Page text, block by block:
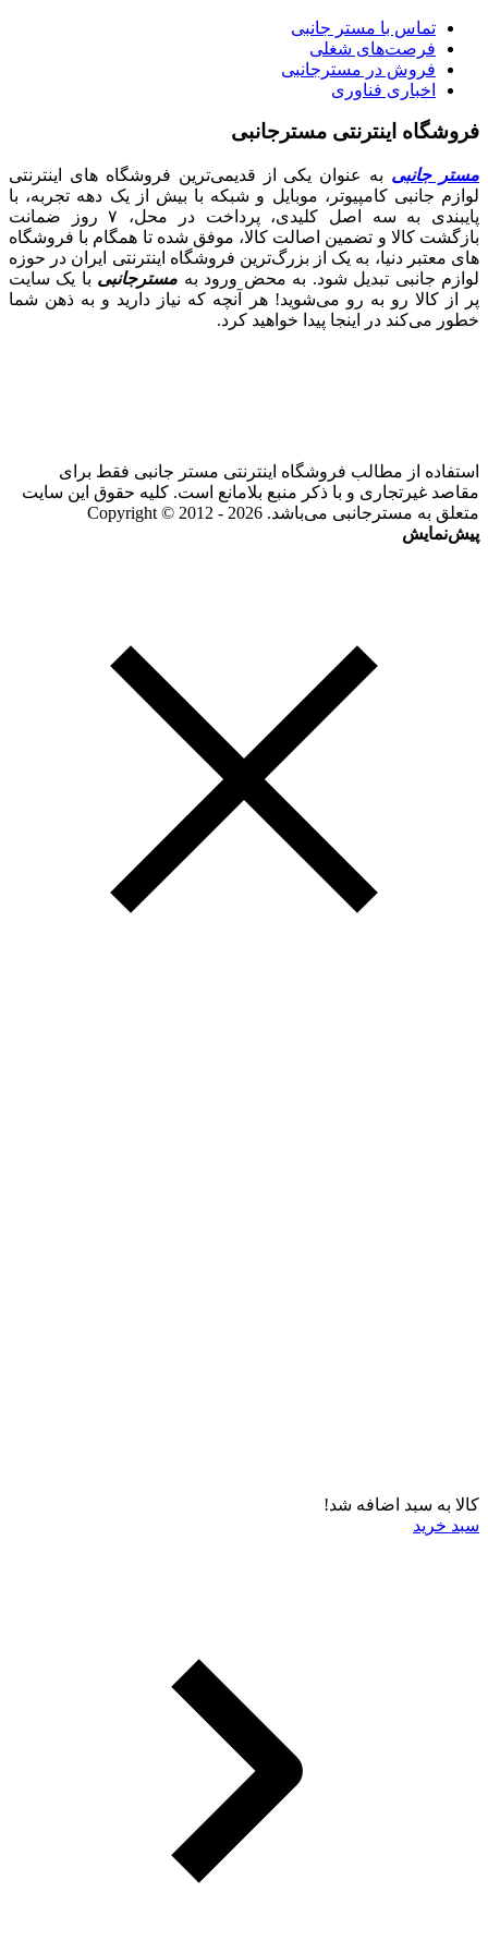
تماس با مستر جانبی
فرصت‌های شغلی
فروش در مسترجانبی
اخباری فناوری
فروشگاه اینترنتی مسترجانبی
مستر جانبی به عنوان یکی از قدیمی‌ترین فروشگاه های اینترنتی
لوازم جانبی کامپیوتر، موبایل و شبکه با بیش از یک دهه تجربه، با
پایبندی به سه اصل کلیدی، پرداخت در محل، ۷ روز ضمانت
بازگشت کالا و تضمین اصالت کالا، موفق شده تا همگام با فروشگاه‌
های معتبر دنیا، به یک از بزرگ‌ترین فروشگاه اینترنتی ایران در حوزه
لوازم جانبی تبدیل شود. به محض ورود به مسترجانبی با یک سایت
پر از کالا رو به رو می‌شوید! هر آنچه که نیاز دارید و به ذهن شما
خطور می‌کند در اینجا پیدا خواهید کرد.
استفاده از مطالب فروشگاه اینترنتی مستر جانبی فقط برای
مقاصد غیرتجاری و با ذکر منبع بلامانع است. کلیه حقوق این سایت
متعلق به مسترجانبی می‌باشد. Copyright © 2012 - 2026
پیش‌نمایش
کالا به سبد اضافه شد!
سبد خرید